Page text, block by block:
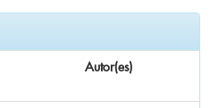
Autor(es)